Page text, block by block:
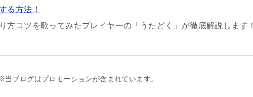
る方法！
方コツを歌ってみたプレイヤーの「うたどく」が徹底解説します！
当ブログはプロモーションが含まれています。